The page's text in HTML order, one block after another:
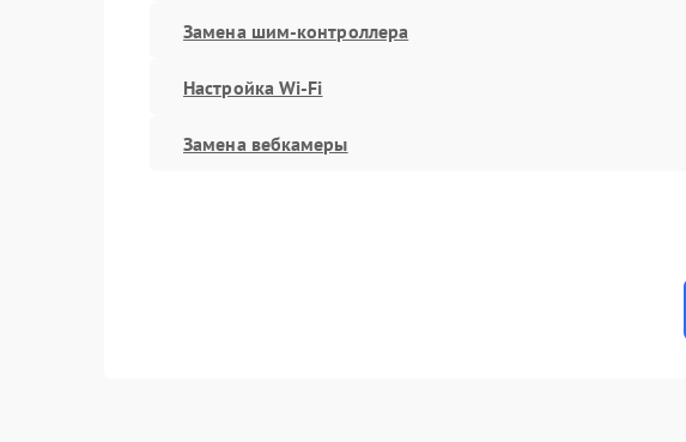
Замена шим-контроллера
Настройка Wi-Fi
Замена вебкамеры